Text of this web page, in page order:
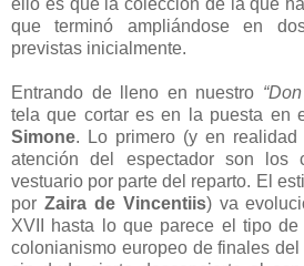
ello es que la colección de la que
que terminó ampliándose en
previstas inicialmente.
Entrando de lleno en nuestro
tela que cortar es en la puesta en
Simone. Lo primero (y en
atención del espectador son los
vestuario por parte del reparto. El
por Zaira de Vincentiis) va
XVII hasta lo que parece el tipo
colonianismo europeo de finales